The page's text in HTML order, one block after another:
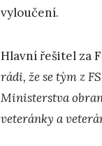
vyloučení.
Hlavní řešitel za
rádi, že se tým z
Ministerstva
veteránky a